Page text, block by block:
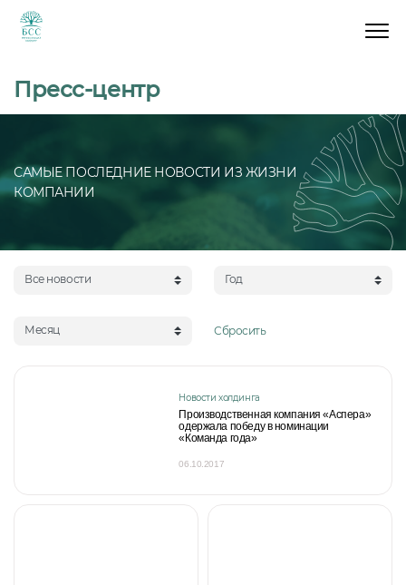
Пресс-центр
САМЫЕ ПОСЛЕДНИЕ НОВОСТИ ИЗ ЖИЗНИ
КОМПАНИИ
Все новости Год
Месяц Сбросить
Новости холдинга
Производственная компания «Аспера»
одержала победу в номинации
«Команда года»
06.10.2017